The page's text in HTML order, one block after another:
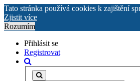
Tato stránka používá cookies k zajištění
Zjistit více
Rozumím
Přihlásit se
Registrovat